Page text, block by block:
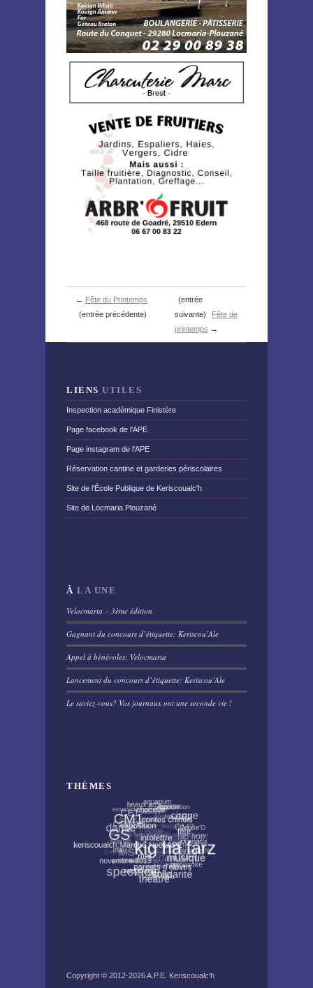
← Fête du Printemps
(entrée précédente)
(entrée
suivante)
Fête de
printemps →
LIENS UTILES
Inspection académique Finistère
Page facebook de l'APE
Page instagram de l'APE
Réservation cantine et garderies périscolaires
Site de l'École Publique de Keriscoualc'h
Site de Locmaria Plouzané
À LA UNE
Velocmaria – 3ème édition
Gagnant du concours d’étiquette: Keriscou’Ale
Appel à bénévoles: Velocmaria
Lancement du concours d’étiquette: Keriscou’Ale
Le saviez-vous? Vos journaux ont une seconde vie !
THÈMES
Copyright © 2012-2026A.P.E. Keriscoualc'h